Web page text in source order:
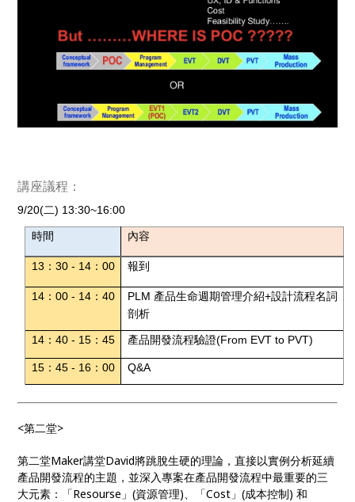
講座議程：
9/20(二) 13:30~16:00
時間 內容
13 ： 30 - 14： 00 報到
14： 00 - 14： 40 PLM 產品生命週期管理介紹+設計流程名詞
剖析
14： 40 - 15： 45 產品開發流程驗證(From EVT to PVT)
15： 45 - 16： 00 Q&A
<第二堂>
第二堂Maker講堂David將跳脫生硬的理論，直接以實例分析延續
產品開發流程的主題，並深入專案在產品開發流程中最重要的三
大元素：「Resourse」(資源管理)、「Cost」(成本控制) 和